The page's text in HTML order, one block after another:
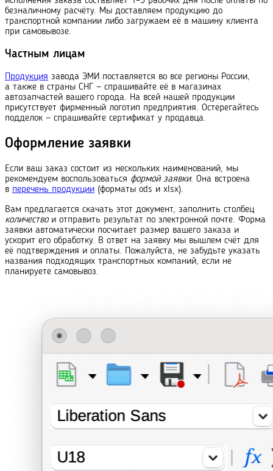
безналичному расчёту. Мы доставляем продукцию до
транспортной компании либо загружаем её в машину клиента
при самовывозе.
Частным лицам
Продукция завода ЭМИ поставляется во все регионы России,
а также в страны СНГ — спрашивайте её в магазинах
автозапчастей вашего города. На всей нашей продукции
присутствует фирменный логотип предприятия. Остерегайтесь
подделок — спрашивайте сертификат у продавца.
Оформление заявки
Если ваш заказ состоит из нескольких наименований, мы
рекомендуем воспользоваться формой заявки. Она встроена
в перечень продукции (форматы ods и xlsx).
Вам предлагается скачать этот документ, заполнить столбец
количествои отправить результат по электронной почте. Форма
заявки автоматически посчитает размер вашего заказа и
ускорит его обработку. В ответ на заявку мы вышлем счёт для
её подтверждения и оплаты. Пожалуйста, не забудьте указать
названия подходящих транспортных компаний, если не
планируете самовывоз.